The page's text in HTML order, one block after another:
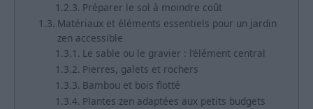
Préparer le sol à moindre coût
Matériaux et éléments essentiels pour un jardin
zen accessible
Le sable ou le gravier : l’élément central
Pierres, galets et rochers
Bambou et bois flotté
Plantes zen adaptées aux petits budgets